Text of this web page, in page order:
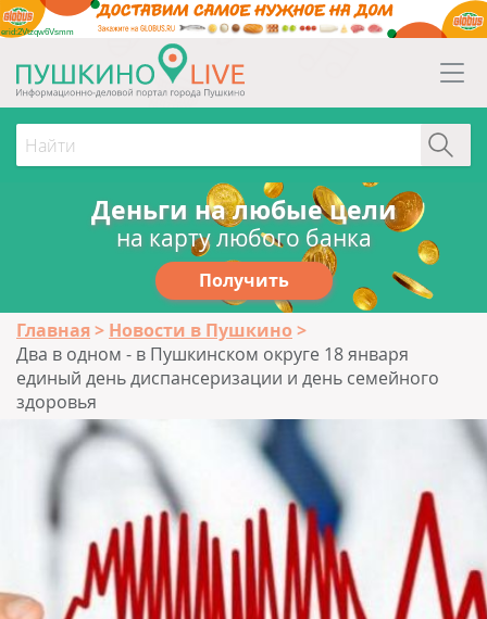
erid:2Vtzqw6Vsmm
Деньги на любые цели
на карту любого банка
Получить
Главная
Новости в Пушкино
Два в одном - в Пушкинском округе 18 января
единый день диспансеризации и день семейного
здоровья